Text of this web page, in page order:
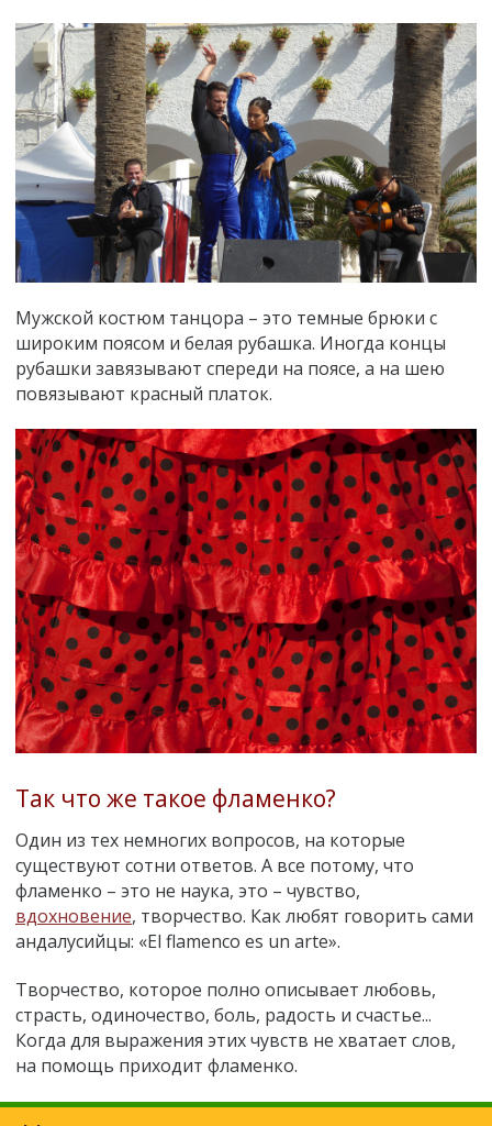
Мужской костюм танцора – это темные брюки с
широким поясом и белая рубашка. Иногда концы
рубашки завязывают спереди на поясе, а на шею
повязывают красный платок.
Так что же такое фламенко?
Один из тех немногих вопросов, на которые
существуют сотни ответов. А все потому, что
фламенко – это не наука, это – чувство,
вдохновение, творчество. Как любят говорить сами
андалусийцы: «El flamenco es un arte».
Творчество, которое полно описывает любовь,
страсть, одиночество, боль, радость и счастье...
Когда для выражения этих чувств не хватает слов,
на помощь приходит фламенко.